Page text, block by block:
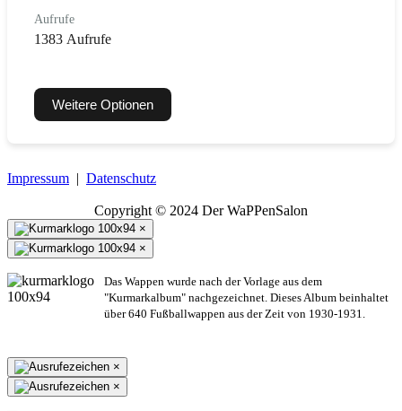
Aufrufe
1383 Aufrufe
Weitere Optionen
Impressum | Datenschutz
Copyright © 2024 Der WaPPenSalon
×
×
Das Wappen wurde nach der Vorlage aus dem
"Kurmarkalbum" nachgezeichnet. Dieses Album beinhaltet
über 640 Fußballwappen aus der Zeit von 1930-1931.
×
×